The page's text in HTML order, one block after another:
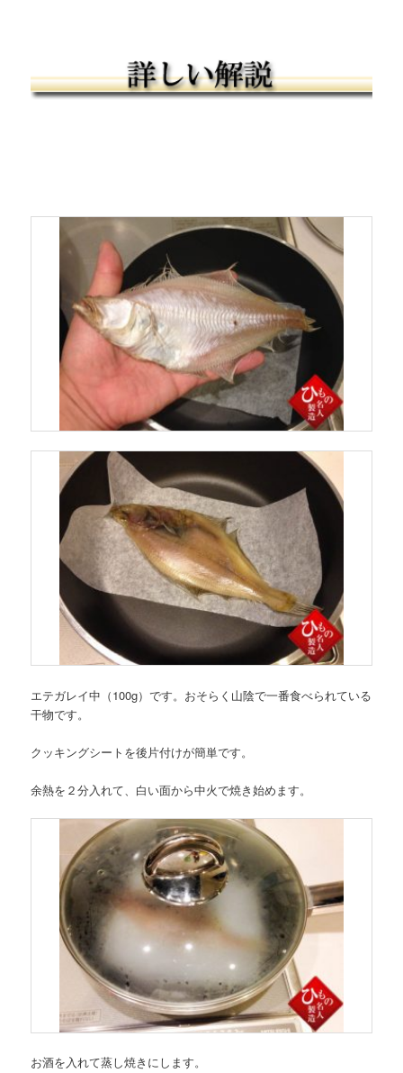
エテガレイ中（100g）です。おそらく山陰で一番食べられている
干物です。
クッキングシートを後片付けが簡単です。
余熱を２分入れて、白い面から中火で焼き始めます。
お酒を入れて蒸し焼きにします。